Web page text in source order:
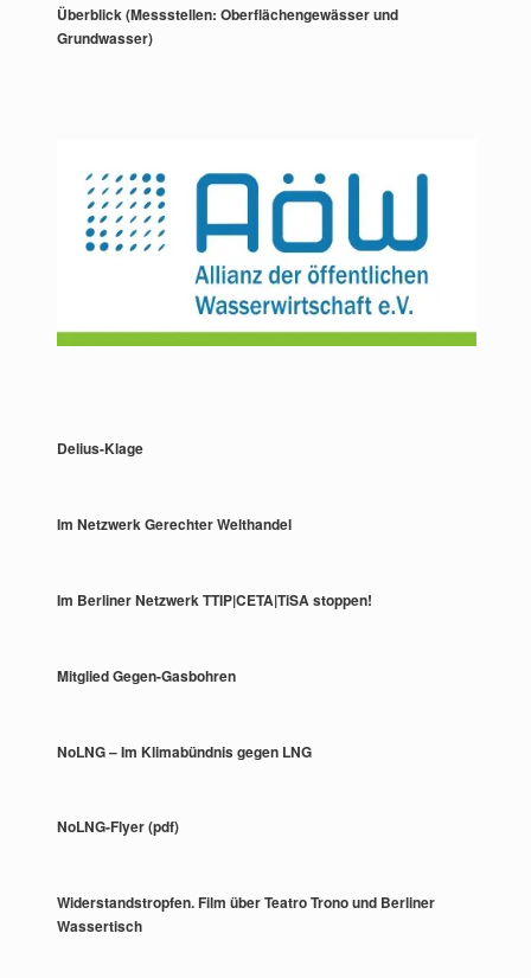
Überblick (Messstellen: Oberflächengewässer und
Grundwasser)
Delius-Klage
Im Netzwerk Gerechter Welthandel
Im Berliner Netzwerk TTIP|CETA|TiSA stoppen!
Mitglied Gegen-Gasbohren
NoLNG – Im Klimabündnis gegen LNG
NoLNG-Flyer (pdf)
Widerstandstropfen. Film über Teatro Trono und Berliner
Wassertisch